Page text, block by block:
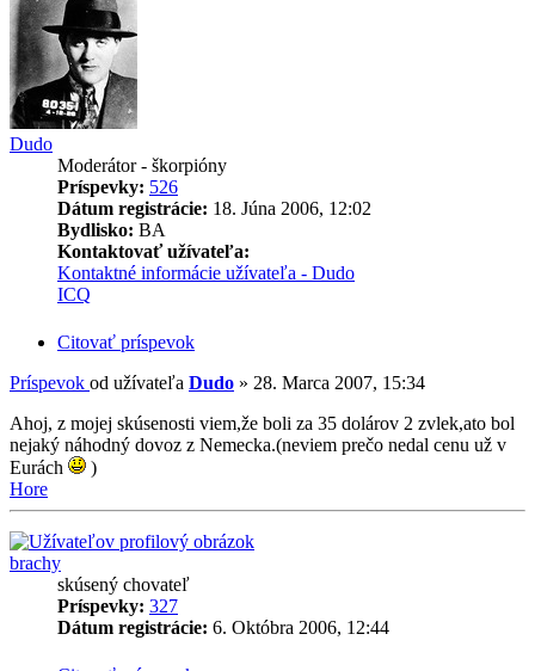
Dudo
Moderátor - škorpióny
Príspevky: 526
Dátum registrácie: 18. Júna 2006, 12:02
Bydlisko: BA
Kontaktovať užívateľa:
Kontaktné informácie užívateľa - Dudo
ICQ
Citovať príspevok
Príspevok od užívateľa Dudo » 28. Marca 2007, 15:34
Ahoj, z mojej skúsenosti viem,že boli za 35 dolárov 2 zvlek,ato bol
nejaký náhodný dovoz z Nemecka.(neviem prečo nedal cenu už v
Eurách
)
Hore
brachy
skúsený chovateľ
Príspevky: 327
Dátum registrácie: 6. Októbra 2006, 12:44